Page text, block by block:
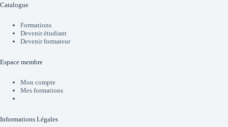
Catalogue
Formations
Devenir étudiant
Devenir formateur
Espace membre
Mon compte
Mes formations
Informations Légales